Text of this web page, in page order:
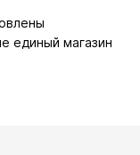
единый магазин